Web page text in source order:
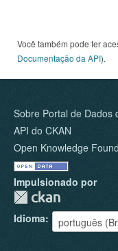
Você também pode ter
Documentação da API).
Sobre Portal de Dados
API do CKAN
Open Knowledge
Impulsionado por
Idioma